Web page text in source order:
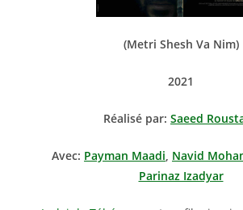
(Metri Shesh Va Nim)
2021
Réalisé par: Saeed
Avec: Payman Maadi, Navid
Parinaz Izadyar